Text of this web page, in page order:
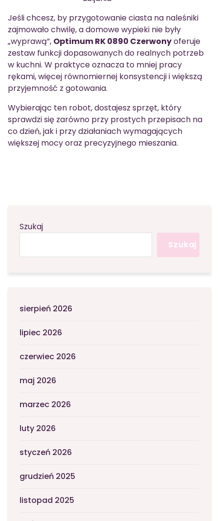
Jeśli chcesz, by przygotowanie ciasta na naleśniki
zajmowało chwilę, a domowe wypieki nie były
„wyprawą”, Optimum RK 0890 Czerwonyoferuje
zestaw funkcji dopasowanych do realnych potrzeb
w kuchni. W praktyce oznacza to mniej pracy
rękami, więcej równomiernej konsystencji i większą
przyjemność z gotowania.
Wybierając ten robot, dostajesz sprzęt, który
sprawdzi się zarówno przy prostych przepisach na
co dzień, jak i przy działaniach wymagających
większej mocy oraz precyzyjnego mieszania.
Szukaj
Szukaj
sierpień 2026
lipiec 2026
czerwiec 2026
maj 2026
marzec 2026
luty 2026
styczeń 2026
grudzień 2025
listopad 2025